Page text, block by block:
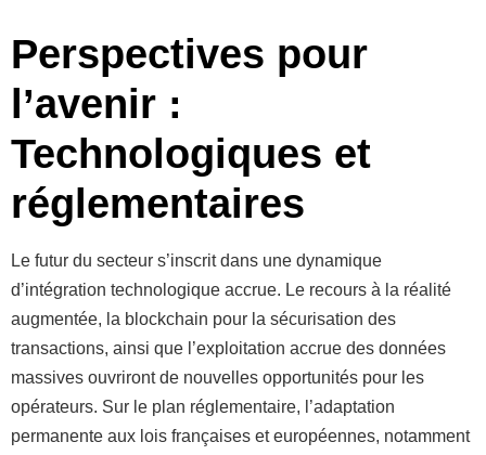
Perspectives pour
l’avenir :
Technologiques et
réglementaires
Le futur du secteur s’inscrit dans une dynamique
d’intégration technologique accrue. Le recours à la réalité
augmentée, la blockchain pour la sécurisation des
transactions, ainsi que l’exploitation accrue des données
massives ouvriront de nouvelles opportunités pour les
opérateurs. Sur le plan réglementaire, l’adaptation
permanente aux lois françaises et européennes, notamment